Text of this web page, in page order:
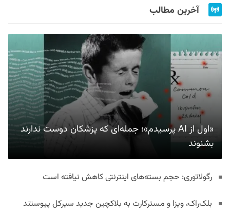
آخرین مطالب
«اول از AI پرسیدم»؛ جمله‌ای که پزشکان دوست ندارند
بشنوند
رگولاتوری: حجم بسته‌های اینترنتی کاهش نیافته است
بلک‌راک، ویزا و مسترکارت به بلاکچین جدید سیرکل پیوستند